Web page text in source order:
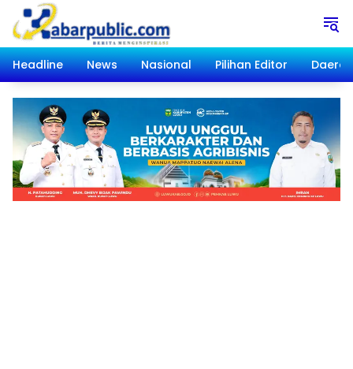
Langsung
konten
Headline
News Nasional Pilihan Editor Daerah